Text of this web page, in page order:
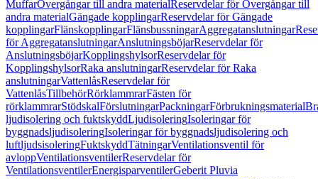
MuffarÖvergångar till andra materialReservdelar för Övergångar till
andra materialGängade kopplingarReservdelar för Gängade
kopplingarFlänskopplingarFlänsbussningarAggregatanslutningar
för AggregatanslutningarAnslutningsböjarReservdelar för
AnslutningsböjarKopplingshylsorReservdelar för
KopplingshylsorRaka anslutningarReservdelar för Raka
anslutningarVattenlåsReservdelar för
VattenlåsTillbehörRörklammrarFästen för
rörklammrarStödskalFörslutningarPackningarFörbrukningsmaterial
ljudisolering och fuktskyddLjudisoleringIsoleringar för
byggnadsljudisoleringIsoleringar för byggnadsljudisolering och
luftljudsisoleringFuktskyddTätningarVentilationsventil för
avloppVentilationsventilerReservdelar för
VentilationsventilerEnergisparventilerGeberit Pluvia